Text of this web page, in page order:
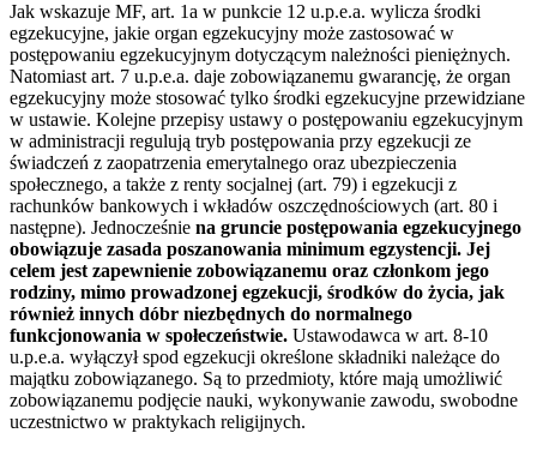
Jak wskazuje MF, art. 1a w punkcie 12 u.p.e.a. wylicza środki
egzekucyjne, jakie organ egzekucyjny może zastosować w
postępowaniu egzekucyjnym dotyczącym należności pieniężnych.
Natomiast art. 7 u.p.e.a. daje zobowiązanemu gwarancję, że organ
egzekucyjny może stosować tylko środki egzekucyjne przewidziane
w ustawie. Kolejne przepisy ustawy o postępowaniu egzekucyjnym
w administracji regulują tryb postępowania przy egzekucji ze
świadczeń z zaopatrzenia emerytalnego oraz ubezpieczenia
społecznego, a także z renty socjalnej (art. 79) i egzekucji z
rachunków bankowych i wkładów oszczędnościowych (art. 80 i
następne). Jednocześnie na gruncie postępowania egzekucyjnego
obowiązuje zasada poszanowania minimum egzystencji. Jej
celem jest zapewnienie zobowiązanemu oraz członkom jego
rodziny, mimo prowadzonej egzekucji, środków do życia, jak
również innych dóbr niezbędnych do normalnego
funkcjonowania w społeczeństwie. Ustawodawca w art. 8-10
u.p.e.a. wyłączył spod egzekucji określone składniki należące do
majątku zobowiązanego. Są to przedmioty, które mają umożliwić
zobowiązanemu podjęcie nauki, wykonywanie zawodu, swobodne
uczestnictwo w praktykach religijnych.